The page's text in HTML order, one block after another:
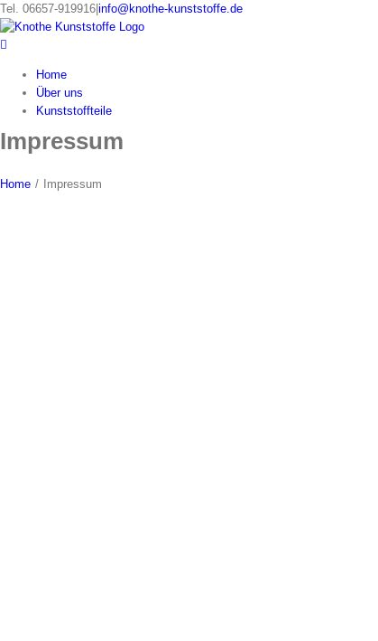
Skip
to
content
Tel. 06657-919916 info@knothe-kunststoffe.de
Home
Über uns
Kunststoffteile
Impressum
Home / Impressum